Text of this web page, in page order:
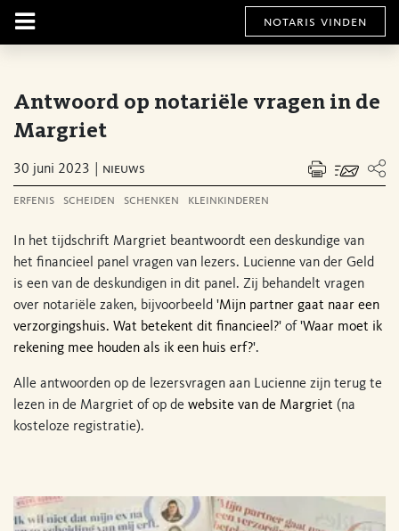
notaris vinden
Antwoord op notariële vragen in de
Margriet
30 juni 2023 nieuws
erfenis scheiden schenken kleinkinderen
In het tijdschrift Margriet beantwoordt een deskundige van
het financieel panel vragen van lezers. Lucienne van der Geld
is een van de deskundigen in dit panel. Zij behandelt vragen
over notariële zaken, bijvoorbeeld 'Mijn partner gaat naar een
verzorgingshuis. Wat betekent dit financieel?' of 'Waar moet ik
rekening mee houden als ik een huis erf?'.
Alle antwoorden op de lezersvragen aan Lucienne zijn terug te
lezen in de Margriet of op de website van de Margriet (na
kosteloze registratie).